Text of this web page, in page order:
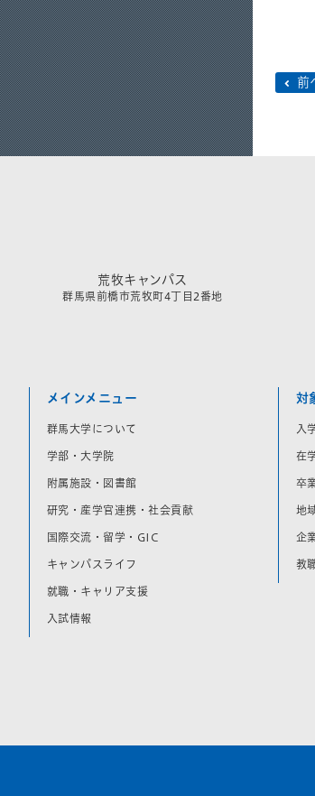
前
荒牧キャンパス
群馬県前橋市荒牧町4丁目2番地
メインメニュー
群馬大学について
学部・大学院
附属施設・図書館
研究・産学官連携・社会貢献
国際交流・留学・GIC
キャンパスライフ
就職・キャリア支援
入試情報
対
入
在
卒
地
企
教